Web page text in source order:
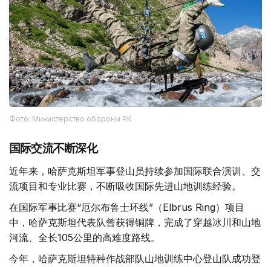
Фото: Министерство обороны РК
国际交流不断深化
近年来，哈萨克斯坦军事登山员持续参加国际联合演训、交
流项目和专业比赛，不断吸收国际先进山地训练经验。
在国际军事比赛“厄尔布鲁士环线”（Elbrus Ring）项目
中，哈萨克斯坦代表队曾获得铜牌，完成了穿越冰川和山地
河流、全长105公里的高难度路线。
今年，哈萨克斯坦特种作战部队山地训练中心登山队成功登